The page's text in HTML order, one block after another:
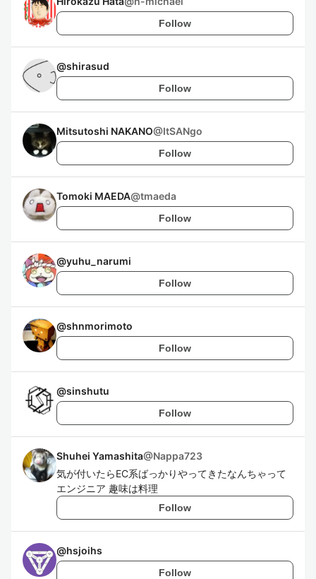
Follow
@shirasud
Follow
Mitsutoshi NAKANO@ItSANgo
Follow
Tomoki MAEDA@tmaeda
Follow
@yuhu_narumi
Follow
@shnmorimoto
Follow
@sinshutu
Follow
Shuhei Yamashita@Nappa723
気が付いたらEC系ばっかりやってきたなんちゃって
エンジニア 趣味は料理
Follow
@hsjoihs
Follow